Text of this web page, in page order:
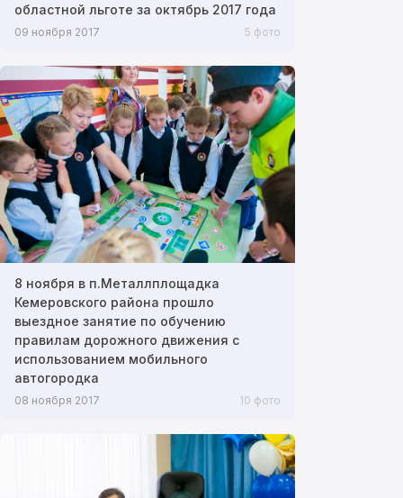
областной льготе за октябрь 2017 года
09 ноября 2017 5 фото
8 ноября в п.Металлплощадка
Кемеровского района прошло
выездное занятие по обучению
правилам дорожного движения с
использованием мобильного
автогородка
08 ноября 2017 10 фото